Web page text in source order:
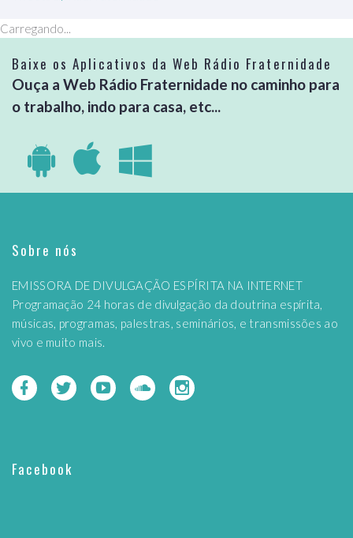
Carregando...
Baixe os Aplicativos da Web Rádio Fraternidade
Ouça a Web Rádio Fraternidade no caminho para
o trabalho, indo para casa, etc...
Sobre nós
EMISSORA DE DIVULGAÇÃO ESPÍRITA NA INTERNET
Programação 24 horas de divulgação da doutrina espírita,
músicas, programas, palestras, seminários, e transmissões ao
vivo e muito mais.
Facebook